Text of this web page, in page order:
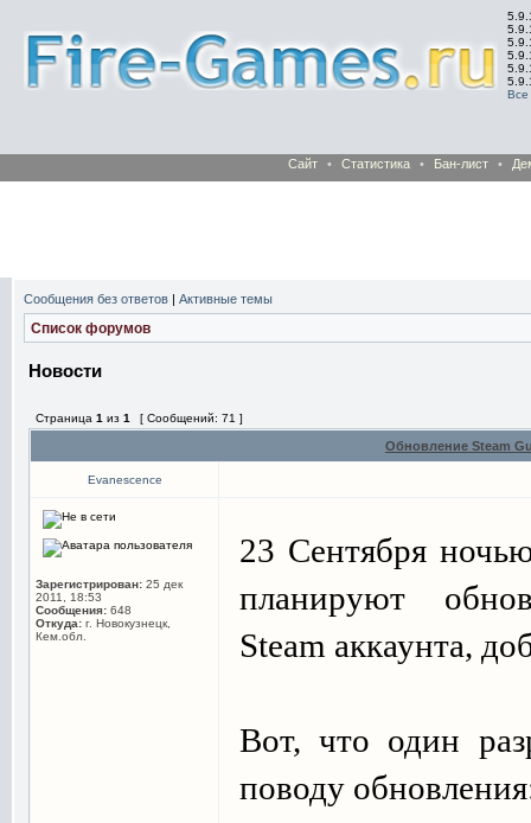
Все
Сайт • Статистика • Бан-лист •
Сообщения без ответов | Активные темы
Список форумов
Новости
Страница 1 из 1 [ Сообщений: 71 ]
Обновление Steam
Evanescence
Зарегистрирован: 25 дек
2011, 18:53
Сообщения: 648
Откуда: г. Новокузнецк,
Кем.обл.
23 Сентября
планируют
Steam аккаунта,
Вот, что один
поводу